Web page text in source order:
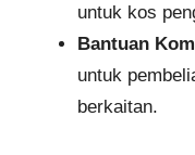
untuk kos
Bantuan
untuk
berkaitan.